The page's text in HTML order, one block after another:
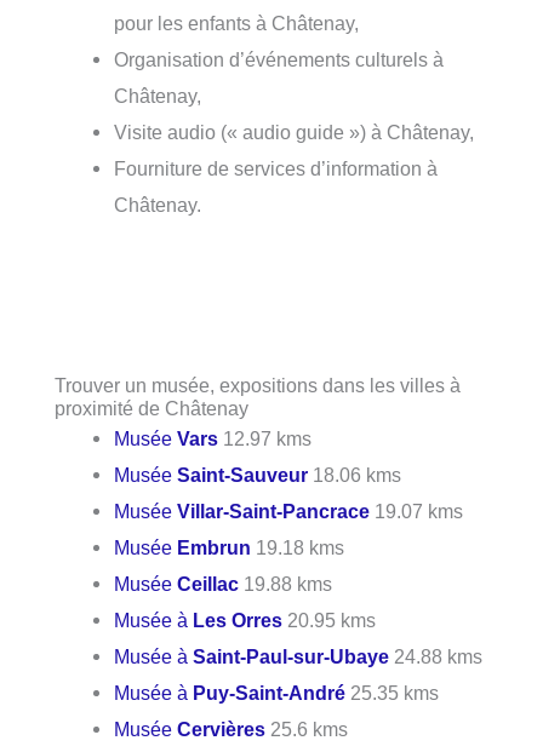
pour les enfants à Châtenay,
Organisation d’événements culturels à
Châtenay,
Visite audio (« audio guide ») à Châtenay,
Fourniture de services d’information à
Châtenay.
Trouver un musée, expositions dans les villes à
proximité de Châtenay
MuséeVars 12.97 kms
MuséeSaint-Sauveur 18.06 kms
MuséeVillar-Saint-Pancrace 19.07 kms
Musée Embrun 19.18 kms
MuséeCeillac 19.88 kms
Musée à Les Orres 20.95 kms
Musée àSaint-Paul-sur-Ubaye 24.88 kms
Musée à Puy-Saint-André 25.35 kms
MuséeCervières 25.6 kms